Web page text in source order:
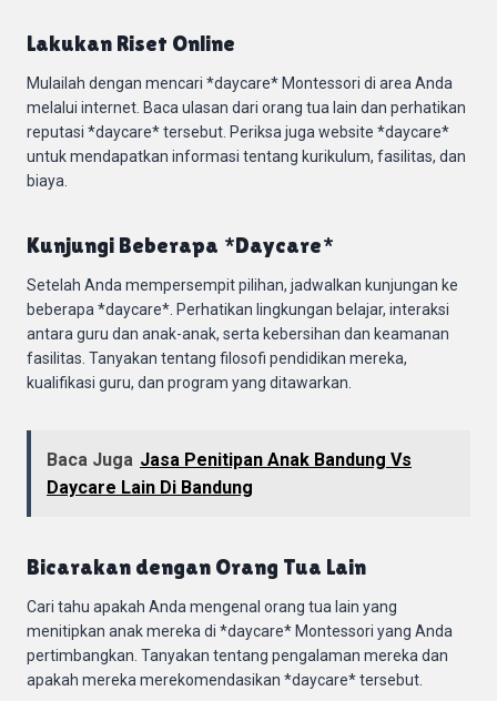
Lakukan Riset Online
Mulailah dengan mencari *daycare* Montessori di area Anda
melalui internet. Baca ulasan dari orang tua lain dan perhatikan
reputasi *daycare* tersebut. Periksa juga website *daycare*
untuk mendapatkan informasi tentang kurikulum, fasilitas, dan
biaya.
Kunjungi Beberapa *Daycare*
Setelah Anda mempersempit pilihan, jadwalkan kunjungan ke
beberapa *daycare*. Perhatikan lingkungan belajar, interaksi
antara guru dan anak-anak, serta kebersihan dan keamanan
fasilitas. Tanyakan tentang filosofi pendidikan mereka,
kualifikasi guru, dan program yang ditawarkan.
Baca Juga Jasa Penitipan Anak Bandung Vs
Daycare Lain Di Bandung
Bicarakan dengan Orang Tua Lain
Cari tahu apakah Anda mengenal orang tua lain yang
menitipkan anak mereka di *daycare* Montessori yang Anda
pertimbangkan. Tanyakan tentang pengalaman mereka dan
apakah mereka merekomendasikan *daycare* tersebut.